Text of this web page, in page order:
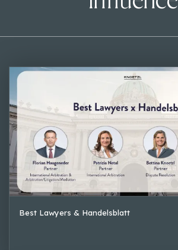
Best Lawyers & Handelsblatt